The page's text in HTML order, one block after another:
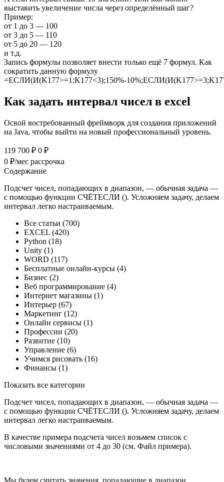
выставить увеличение числа через определённый шаг?
Пример:
от 1 до 3 — 100
от 3 до 5 — 110
от 5 до 20 — 120
и т.д.
Запись формулы позволяет внести только ещё 7 формул. Как
сократить данную формулу
=ЕСЛИ(И(K177>=1;K177<3);150%-
Как задать интервал чисел в excel
Освой востребованный фреймворк для создания приложений
на Java, чтобы выйти на новый профессиональный уровень.
119 700 ₽ 0 ₽
0 ₽/мес рассрочка
Содержание
Подсчет чисел, попадающих в диапазон, — обычная задача —
с помощью функции СЧЁТЕСЛИ (). Усложняем задачу, делаем
интервал легко настраиваемым.
Все статьи (700)
EXCEL (420)
Python (18)
Unity (1)
WORD (117)
Бесплатные онлайн-курсы (4)
Бизнес (2)
Веб программирование (4)
Интернет магазины (1)
Интерьер (67)
Маркетинг (12)
Онлайн сервисы (1)
Профессии (20)
Развитие (10)
Управление (6)
Учимся рисовать (16)
Финансы (1)
Показать все категории
Подсчет чисел, попадающих в диапазон, — обычная задача —
с помощью функции СЧЁТЕСЛИ (). Усложняем задачу, делаем
интервал легко настраиваемым.
В качестве примера подсчета чисел возьмем список с
числовыми значениями от 4 до 30 (см. Файл примера).
Мы будем считать значения, попадающие в диапазон,